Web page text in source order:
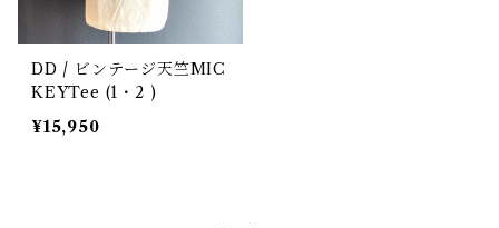
DD / ビンテージ天竺MIC
KEYTee (1・2 )
¥15,950